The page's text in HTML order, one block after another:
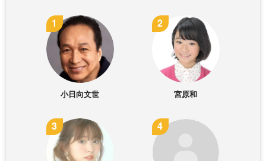
小日向文世 宮原和